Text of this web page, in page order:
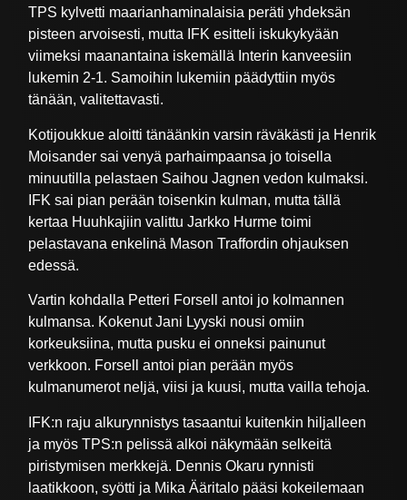
TPS kylvetti maarianhaminalaisia peräti yhdeksän
pisteen arvoisesti, mutta IFK esitteli iskukykyään
viimeksi maanantaina iskemällä Interin kanveesiin
lukemin 2-1. Samoihin lukemiin päädyttiin myös
tänään, valitettavasti.
Kotijoukkue aloitti tänäänkin varsin räväkästi ja Henrik
Moisander sai venyä parhaimpaansa jo toisella
minuutilla pelastaen Saihou Jagnen vedon kulmaksi.
IFK sai pian perään toisenkin kulman, mutta tällä
kertaa Huuhkajiin valittu Jarkko Hurme toimi
pelastavana enkelinä Mason Traffordin ohjauksen
edessä.
Vartin kohdalla Petteri Forsell antoi jo kolmannen
kulmansa. Kokenut Jani Lyyski nousi omiin
korkeuksiina, mutta pusku ei onneksi painunut
verkkoon. Forsell antoi pian perään myös
kulmanumerot neljä, viisi ja kuusi, mutta vailla tehoja.
IFK:n raju alkurynnistys tasaantui kuitenkin hiljalleen
ja myös TPS:n pelissä alkoi näkymään selkeitä
piristymisen merkkejä. Dennis Okaru rynnisti
laatikkoon, syötti ja Mika Ääritalo pääsi kokeilemaan